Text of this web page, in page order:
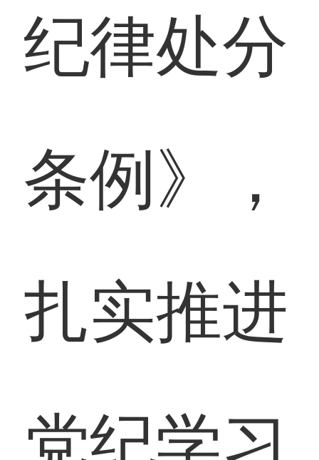
纪律处分
条例》，
扎实推进
党纪学习